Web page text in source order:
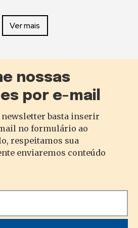
Ver mais
nossas
por e-mail
newsletter basta inserir
no formulário ao
respeitamos sua
enviaremos conteúdo